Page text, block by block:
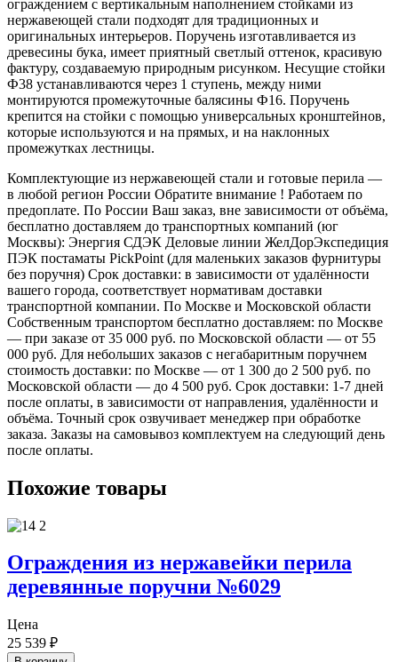
ограждением с вертикальным наполнением стойками из
нержавеющей стали подходят для традиционных и
оригинальных интерьеров. Поручень изготавливается из
древесины бука, имеет приятный светлый оттенок, красивую
фактуру, создаваемую природным рисунком. Несущие стойки
Ф38 устанавливаются через 1 ступень, между ними
монтируются промежуточные балясины Ф16. Поручень
крепится на стойки с помощью универсальных кронштейнов,
которые используются и на прямых, и на наклонных
промежутках лестницы.
Комплектующие из нержавеющей стали и готовые перила —
в любой регион России Обратите внимание ! Работаем по
предоплате. По России Ваш заказ, вне зависимости от объёма,
бесплатно доставляем до транспортных компаний (юг
Москвы): Энергия СДЭК Деловые линии ЖелДорЭкспедиция
ПЭК постаматы PickPoint (для маленьких заказов фурнитуры
без поручня) Срок доставки: в зависимости от удалённости
вашего города, соответствует нормативам доставки
транспортной компании. По Москве и Московской области
Собственным транспортом бесплатно доставляем: по Москве
— при заказе от 35 000 руб. по Московской области — от 55
000 руб. Для небольших заказов с негабаритным поручнем
стоимость доставки: по Москве — от 1 300 до 2 500 руб. по
Московской области — до 4 500 руб. Срок доставки: 1-7 дней
после оплаты, в зависимости от направления, удалённости и
объёма. Точный срок озвучивает менеджер при обработке
заказа. Заказы на самовывоз комплектуем на следующий день
после оплаты.
Похожие товары
Ограждения из нержавейки перила
деревянные поручни №6029
Цена
25 539 ₽